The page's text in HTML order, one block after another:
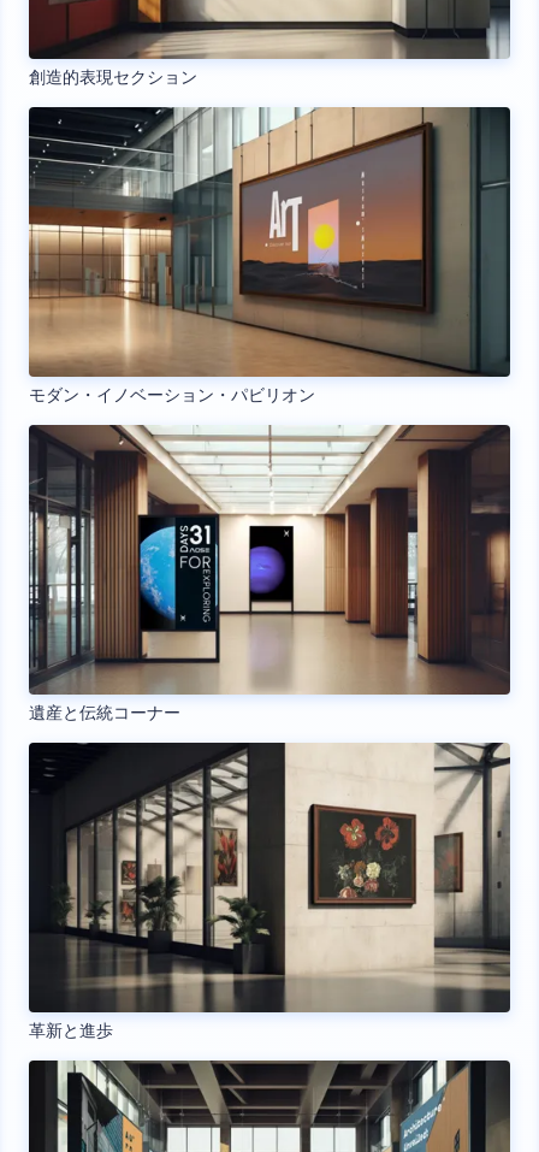
創造的表現セクション
モダン・イノベーション・パビリオン
遺産と伝統コーナー
革新と進歩